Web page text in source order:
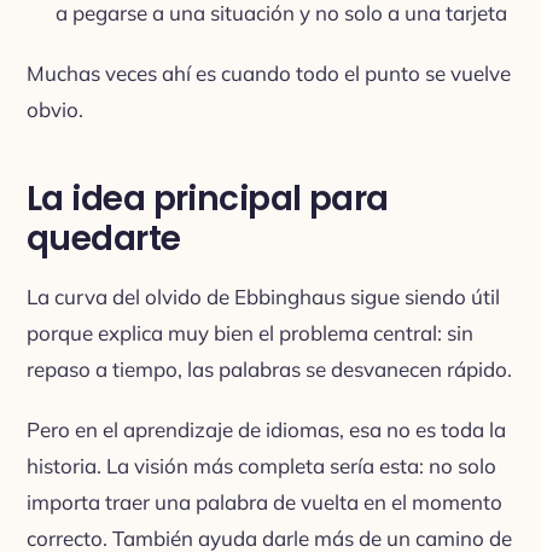
a pegarse a una situación y no solo a una tarjeta
Muchas veces ahí es cuando todo el punto se vuelve
obvio.
La idea principal para
quedarte
La curva del olvido de Ebbinghaus sigue siendo útil
porque explica muy bien el problema central: sin
repaso a tiempo, las palabras se desvanecen rápido.
Pero en el aprendizaje de idiomas, esa no es toda la
historia. La visión más completa sería esta: no solo
importa traer una palabra de vuelta en el momento
correcto. También ayuda darle más de un camino de